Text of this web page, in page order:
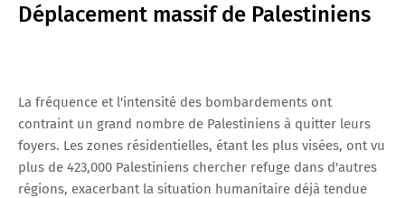
Déplacement massif de Palestiniens
La fréquence et l'intensité des bombardements ont
contraint un grand nombre de Palestiniens à quitter leurs
foyers. Les zones résidentielles, étant les plus visées, ont vu
plus de 423,000 Palestiniens chercher refuge dans d'autres
régions, exacerbant la situation humanitaire déjà tendue